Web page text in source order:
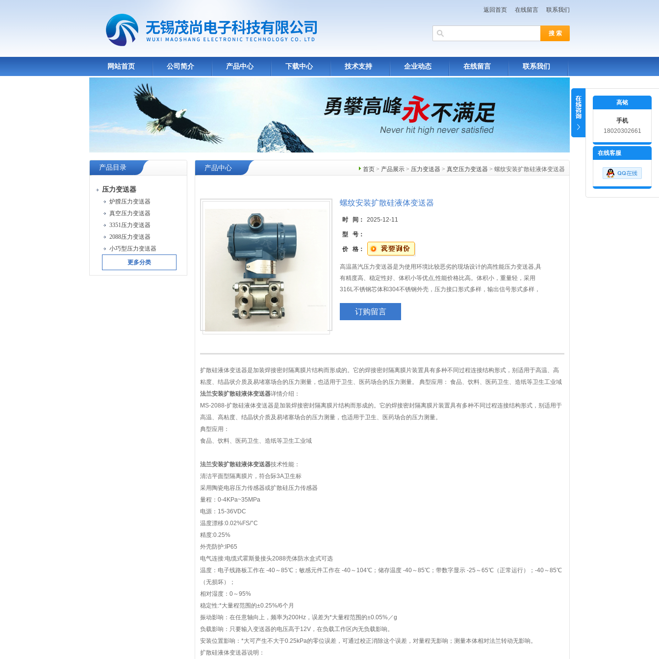
返回首页 在线留言 联系我们
网站首页 公司简介 产品中心 下载中心 技术支持 企业动态 在线留言 联系我们
产品目录
压力变送器
炉膛压力变送器
真空压力变送器
3351压力变送器
2088压力变送器
小巧型压力变送器
更多分类
首页 > 产品展示 > 压力变送器 > 真空压力变送器 > 螺纹安装扩散硅液体变送器
产品中心
螺纹安装扩散硅液体变送器
时 间： 2025-12-11
型 号：
价 格：
高温蒸汽压力变送器是为使用环境比较恶劣的现场设计的高性能压力变送器,具
有精度高、稳定性好、体积小等优点,性能价格比高。体积小，重量轻，采用
316L不锈钢芯体和304不锈钢外壳，压力接口形式多样，输出信号形式多样，
法兰安装扩散硅液体变送器
订购留言
扩散硅液体变送器是加装焊接密封隔离膜片结构而形成的。它的焊接密封隔离膜片装置具有多种不同过程连接结构形式，别适用于高温、高
粘度、结晶状介质及易堵塞场合的压力测量，也适用于卫生、医药场合的压力测量。 典型应用： 食品、饮料、医药卫生、造纸等卫生工业域
法兰安装扩散硅液体变送器详情介绍：
MS-2088-扩散硅液体变送器是加装焊接密封隔离膜片结构而形成的。它的焊接密封隔离膜片装置具有多种不同过程连接结构形式，别适用于
高温、高粘度、结晶状介质及易堵塞场合的压力测量，也适用于卫生、医药场合的压力测量。
典型应用：
食品、饮料、医药卫生、造纸等卫生工业域
法兰安装扩散硅液体变送器技术性能：
清洁平面型隔离膜片，符合际3A卫生标
采用陶瓷电容压力传感器或扩散硅压力传感器
量程：0-4KPa~35MPa
电源：15-36VDC
温度漂移:0.02%FS/°C
精度:0.25%
外壳防护:IP65
电气连接:电缆式霍斯曼接头2088壳体防水盒式可选
温度：电子线路板工作在 -40～85℃；敏感元件工作在 -40～104℃；储存温度 -40～85℃；带数字显示 -25～65℃（正常运行）；-40～85℃
（无损坏）；
相对湿度：0～95%
稳定性:*大量程范围的±0.25%/6个月
振动影响：在任意轴向上，频率为200Hz，误差为*大量程范围的±0.05%／g
负载影响：只要输入变送器的电压高于12V，在负载工作区内无负载影响。
安装位置影响：*大可产生不大于0.25kPa的零位误差，可通过校正消除这个误差，对量程无影响；测量本体相对法兰转动无影响。
扩散硅液体变送器说明：
高铭
手机
18020302661
在线客服